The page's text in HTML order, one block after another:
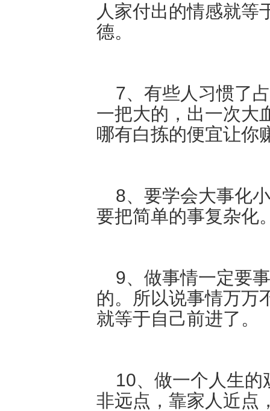
人家付出的情感就等
德。
7、有些人习惯了
一把大的，出一次大
哪有白拣的便宜让你
8、要学会大事化
要把简单的事复杂化
9、做事情一定要
的。所以说事情万万
就等于自己前进了。
10、做一个人生的
非远点，靠家人近点